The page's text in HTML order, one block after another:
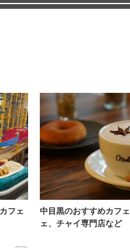
フェ
中目黒のおすすめカフ
ェ、チャイ専門店など